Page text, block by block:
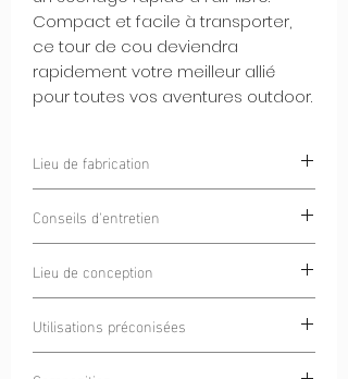
Compact et facile à transporter,
ce tour de cou deviendra
rapidement votre meilleur allié
pour toutes vos aventures outdoor.
Lieu de fabrication
Chamonix, France
Conseils d'entretien
Blanchiment interdit
Lavage à 30°C
Ne pas repasser
Retourner à l'envers avant lavage
Ne pas mettre au sèche linge
Lieu de conception
Chamonix Mont-Blanc, France
Utilisations préconisées
Trail